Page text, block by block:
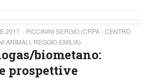
2017
PICCININI SERGIO (CRPA - CENTRO
ANIMALI, REGGIO EMILIA)
biometano:
prospettive